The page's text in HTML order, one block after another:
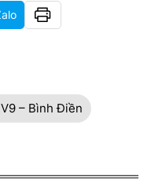
– Bình Điền